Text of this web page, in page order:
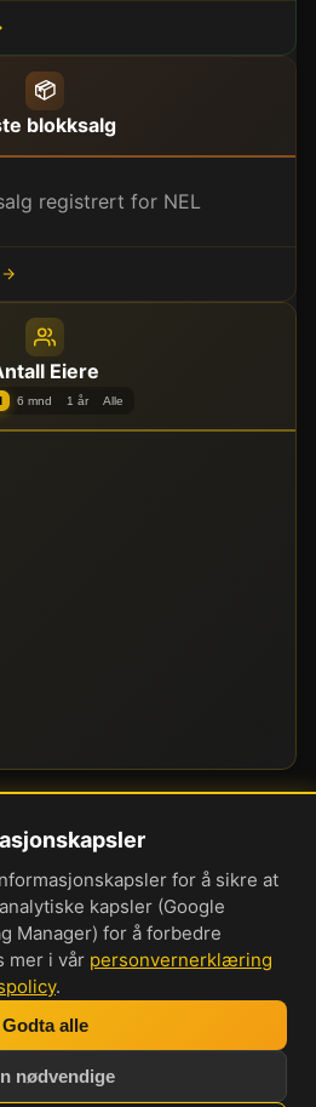
Eiere
6 mnd 1 år Alle
📦
blokksalg
registrert for NEL
Om oss
innstillinger
Norsk forum og
for å sikre at
kapsler (Google
Manager) for å forbedre
mer i vår personvernerklæring
.
Godta alle
nødvendige